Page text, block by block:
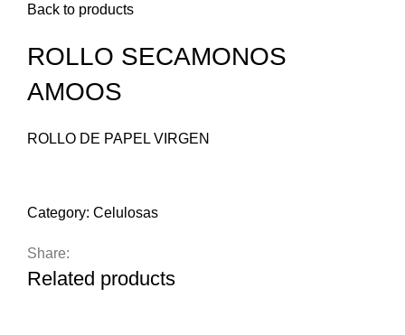
Back to products
ROLLO SECAMONOS
AMOOS
ROLLO DE PAPEL VIRGEN
Category: Celulosas
Share:
Related products